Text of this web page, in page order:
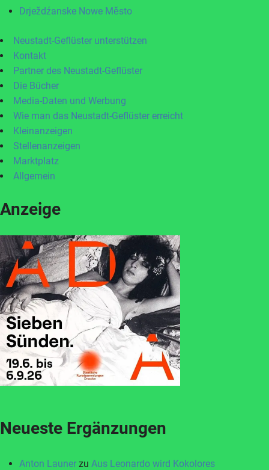
Drježdźanske Nowe Město
Neustadt-Geflüster unterstützen
Kontakt
Partner des Neustadt-Geflüster
Die Bücher
Media-Daten und Werbung
Wie man das Neustadt-Geflüster erreicht
Kleinanzeigen
Stellenanzeigen
Marktplatz
Allgemein
Anzeige
Neueste Ergänzungen
Anton Launer zu Aus Leonardo wird Kokolores